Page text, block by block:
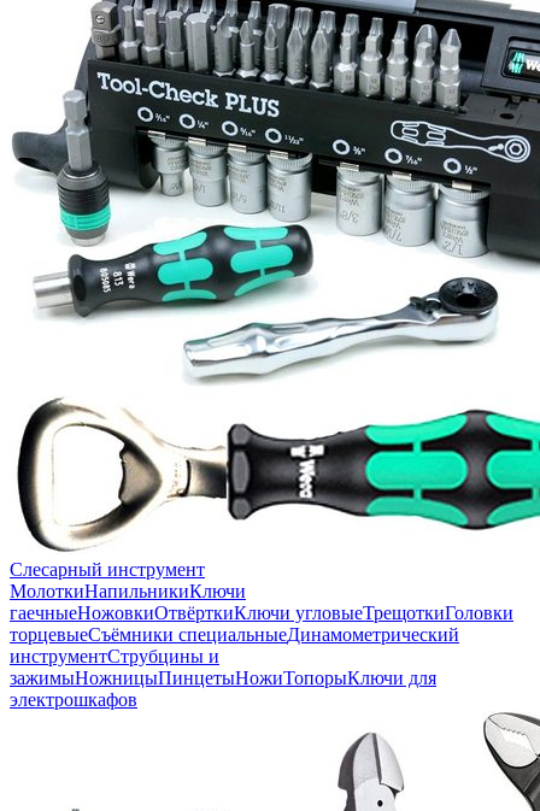
Слесарный инструмент
МолоткиНапильникиКлючи
гаечныеНожовкиОтвёрткиКлючи угловыеТрещоткиГоловки
торцевыеСъёмники специальныеДинамометрический
инструментСтрубцины и
зажимыНожницыПинцетыНожиТопорыКлючи для
электрошкафов